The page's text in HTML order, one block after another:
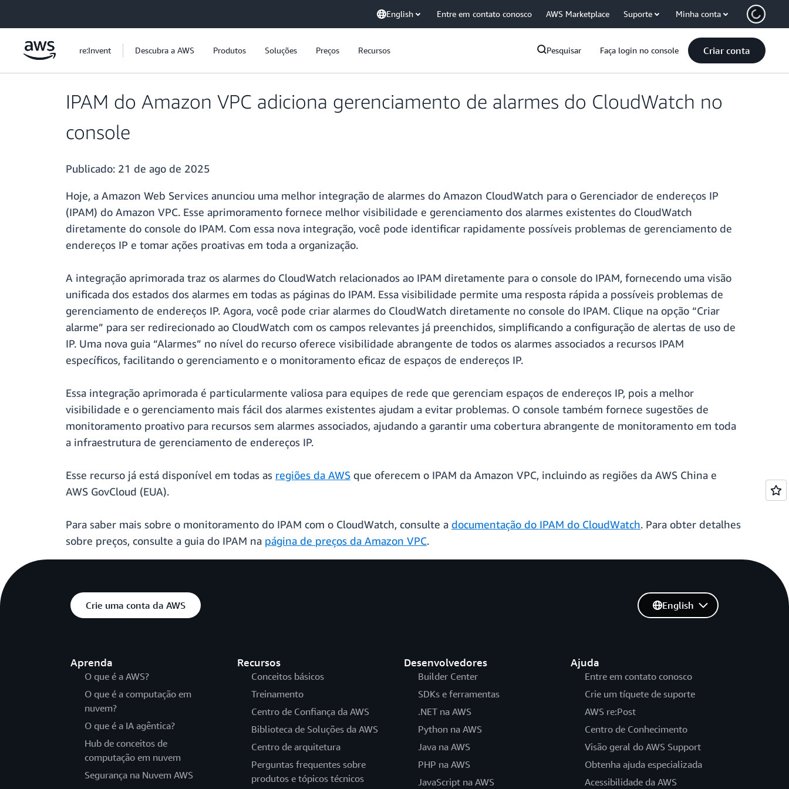
English Entre em contato conosco AWS Marketplace Suporte Minha conta
re:Invent Descubra a AWS Produtos Soluções Preços Recursos Pesquisar Faça login no console Criar conta
IPAM do Amazon VPC adiciona gerenciamento de alarmes do CloudWatch no
console
Publicado: 21 de ago de 2025
Hoje, a Amazon Web Services anunciou uma melhor integração de alarmes do Amazon CloudWatch para o Gerenciador de endereços IP
(IPAM) do Amazon VPC. Esse aprimoramento fornece melhor visibilidade e gerenciamento dos alarmes existentes do CloudWatch
diretamente do console do IPAM. Com essa nova integração, você pode identificar rapidamente possíveis problemas de gerenciamento de
endereços IP e tomar ações proativas em toda a organização.
A integração aprimorada traz os alarmes do CloudWatch relacionados ao IPAM diretamente para o console do IPAM, fornecendo uma visão
unificada dos estados dos alarmes em todas as páginas do IPAM. Essa visibilidade permite uma resposta rápida a possíveis problemas de
gerenciamento de endereços IP. Agora, você pode criar alarmes do CloudWatch diretamente no console do IPAM. Clique na opção “Criar
alarme” para ser redirecionado ao CloudWatch com os campos relevantes já preenchidos, simplificando a configuração de alertas de uso de
IP. Uma nova guia “Alarmes” no nível do recurso oferece visibilidade abrangente de todos os alarmes associados a recursos IPAM
específicos, facilitando o gerenciamento e o monitoramento eficaz de espaços de endereços IP.
Essa integração aprimorada é particularmente valiosa para equipes de rede que gerenciam espaços de endereços IP, pois a melhor
visibilidade e o gerenciamento mais fácil dos alarmes existentes ajudam a evitar problemas. O console também fornece sugestões de
monitoramento proativo para recursos sem alarmes associados, ajudando a garantir uma cobertura abrangente de monitoramento em toda
a infraestrutura de gerenciamento de endereços IP.
Esse recurso já está disponível em todas as regiões da AWS que oferecem o IPAM da Amazon VPC, incluindo as regiões da AWS China e
AWS GovCloud (EUA).
Para saber mais sobre o monitoramento do IPAM com o CloudWatch, consulte a documentação do IPAM do CloudWatch. Para obter detalhes
sobre preços, consulte a guia do IPAM na página de preços da Amazon VPC.
Crie uma conta da AWS
Aprenda
O que é a AWS?
O que é a computação em
nuvem?
O que é a IA agêntica?
Hub de conceitos de
computação em nuvem
Segurança na Nuvem AWS
Recursos
Conceitos básicos
Treinamento
Centro de Confiança da AWS
Biblioteca de Soluções da AWS
Centro de arquitetura
Perguntas frequentes sobre
produtos e tópicos técnicos
Desenvolvedores
Builder Center
SDKs e ferramentas
.NET na AWS
Python na AWS
Java na AWS
PHP na AWS
JavaScript na AWS
Ajuda
Entre em contato conosco
Crie um tíquete de suporte
AWS re:Post
Centro de Conhecimento
Visão geral do AWS Support
Obtenha ajuda especializada
Acessibilidade da AWS
English